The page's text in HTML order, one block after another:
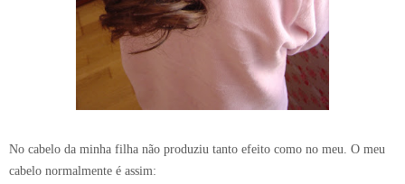
No cabelo da minha filha não produziu tanto efeito como no meu. O meu
cabelo normalmente é assim: